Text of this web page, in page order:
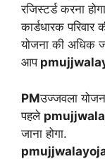
रजिस्टर्ड करना
कार्डधारक
योजना की अधिक
आप
PMउज्जवला
पहले
जाना होगा.